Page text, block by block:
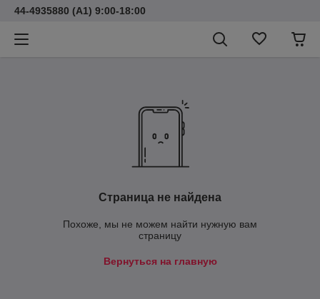
44-4935880 (A1) 9:00-18:00
Страница не найдена
Похоже, мы не можем найти нужную вам
страницу
Вернуться на главную